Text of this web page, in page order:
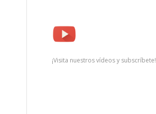
¡Visita nuestros vídeos y subscríbete!